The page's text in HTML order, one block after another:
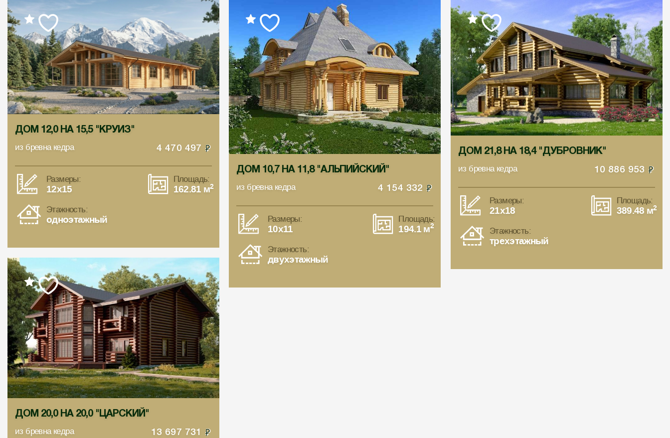
ДОМ 12,0 НА 15,5 "КРУИЗ"
из бревна кедра 4 470 497
Размеры:
12x15
Площадь:
162.81 м2
Этажность:
одноэтажный
ДОМ 10,7 НА 11,8 "АЛЬПИЙСКИЙ"
из бревна кедра 4 154 332
Размеры:
10x11
Площадь:
194.1 м2
Этажность:
двухэтажный
ДОМ 21,8 НА 18,4 "ДУБРОВНИК"
из бревна кедра 10 886 953
Размеры:
21x18
Площадь:
389.48 м2
Этажность:
трехэтажный
ДОМ 20,0 НА 20,0 "ЦАРСКИЙ"
из бревна кедра 13 697 731